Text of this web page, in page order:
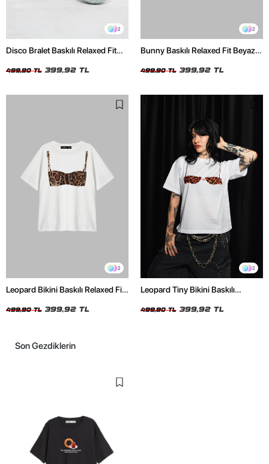
2
Disco Bralet Baskılı Relaxed Fit
499,90 TL 399,92 TL
2
Bunny Baskılı Relaxed Fit Beyaz
499,90 TL 399,92 TL
2
Leopard Bikini Baskılı Relaxed Fit
499,90 TL 399,92 TL
2
Leopard Tiny Bikini Baskılı
499,90 TL 399,92 TL
Son Gezdiklerin